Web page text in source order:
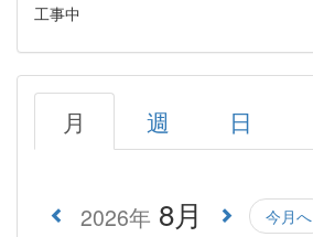
工事中
月 週 日
2026年 8月 今月へ